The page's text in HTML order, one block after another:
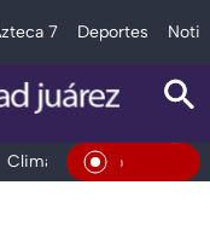
7 Deportes
Clima Deportes En Vivo